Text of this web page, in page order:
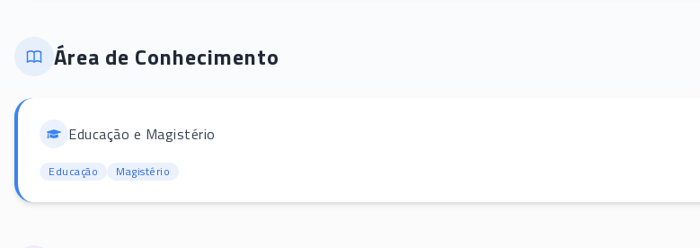
Área de Conhecimento
Educação e Magistério
Educação Magistério